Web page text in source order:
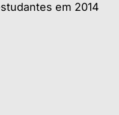
em 2014